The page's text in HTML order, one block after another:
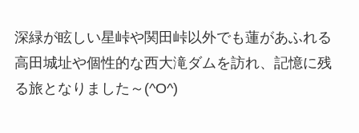
深緑が眩しい星峠や関田峠以外でも蓮があふれる
高田城址や個性的な西大滝ダムを訪れ、記憶に残
る旅となりました～(^O^)